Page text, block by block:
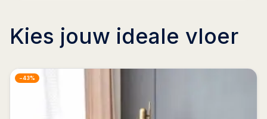
Kies jouw ideale vloer
−43%